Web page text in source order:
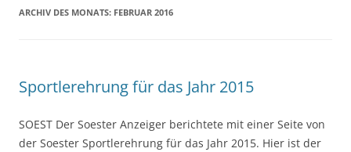
ARCHIV DES MONATS: FEBRUAR 2016
Sportlerehrung für das Jahr 2015
SOEST Der Soester Anzeiger berichtete mit einer Seite von
der Soester Sportlerehrung für das Jahr 2015. Hier ist der